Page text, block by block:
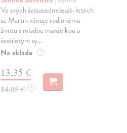
Ve svých šestasedmdesáti letech
se Martin věnuje rodinnému
životu s mladou manželkou a
šestiletým sy...
Na sklade ?
13,35 €
14,05 € ?